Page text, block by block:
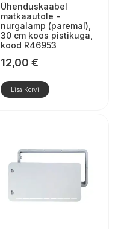
Ühenduskaabel
matkaautole -
nurgalamp (paremal),
30 cm koos pistikuga,
kood R46953
12,00 €
Lisa Korvi